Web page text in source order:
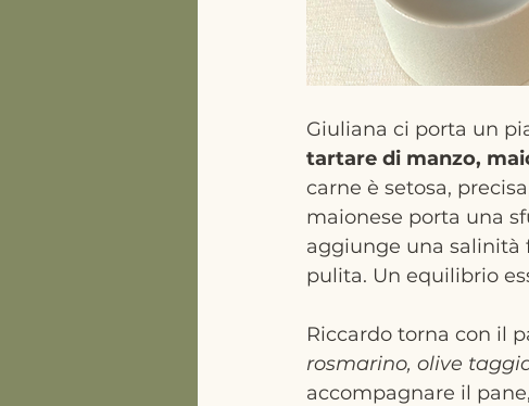
Giuliana ci porta un
tartare di manzo,
carne è setosa,
maionese porta una
aggiunge una salinità
pulita. Un equilibrio
Riccardo torna con il
rosmarino, olive
accompagnare il